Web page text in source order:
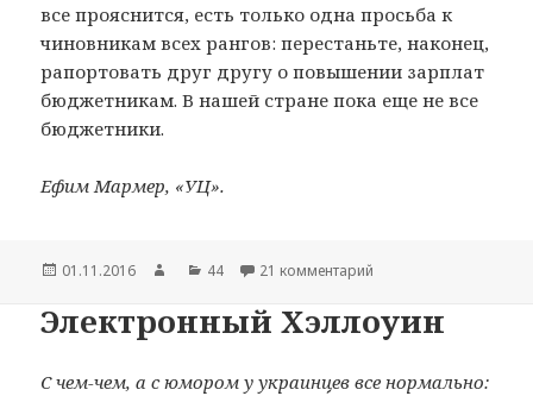
все прояснится, есть только одна просьба к
чиновникам всех рангов: перестаньте, наконец,
рапортовать друг другу о повышении зарплат
бюджетникам. В нашей стране пока еще не все
бюджетники.
Ефим Мармер, «УЦ».
Опубликовано
01.11.2016 АвторРубрики
44 21 комментарий
Электронный Хэллоуин
С чем-чем, а с юмором у украинцев все нормально: